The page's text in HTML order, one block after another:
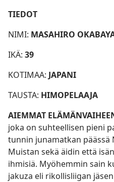
TIEDOT
NIMI: MASAHIRO
IKÄ: 39
KOTIMAA: JAPANI
TAUSTA: HIMOPELAAJA
AIEMMAT
joka on suhteellisen pieni
tunnin junamatkan päässä
Muistan sekä äidin että
ihmisiä. Myöhemmin sain
jakuza eli rikollisliigan